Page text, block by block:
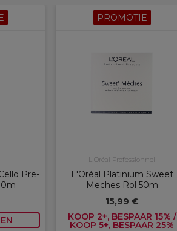
Pre-
PROMOTIE
L'Oréal Professionnel
L'Oréal Platinium Sweet
Meches Rol 50m
15,99 €
KOOP 2+, BESPAAR 15% /
KOOP 5+, BESPAAR 25%